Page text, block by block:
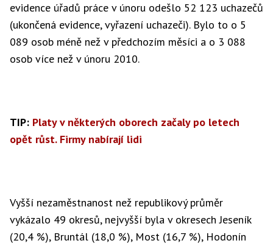
evidence úřadů práce v únoru odešlo 52 123 uchazečů
(ukončená evidence, vyřazení uchazeči). Bylo to o 5
089 osob méně než v předchozím měsíci a o 3 088
osob více než v únoru 2010.
TIP: Platy v některých oborech začaly po letech
opět růst. Firmy nabírají lidi
Vyšší nezaměstnanost než republikový průměr
vykázalo 49 okresů, nejvyšší byla v okresech Jeseník
(20,4 %), Bruntál (18,0 %), Most (16,7 %), Hodonín